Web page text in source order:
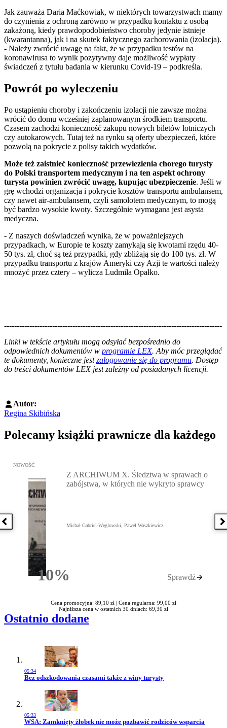
Jak zauważa Daria Maćkowiak, w niektórych towarzystwach mamy
do czynienia z ochroną zarówno w przypadku kontaktu z osobą
zakażoną, kiedy prawdopodobieństwo choroby jedynie istnieje
(kwarantanna), jak i na skutek faktycznego zachorowania (izolacja).
- Należy zwrócić uwagę na fakt, że w przypadku testów na
koronawirusa to wynik pozytywny daje możliwość wypłaty
świadczeń z tytułu badania w kierunku Covid-19 – podkreśla.
Powrót po wyleczeniu
Po ustąpieniu choroby i zakończeniu izolacji nie zawsze można
wrócić do domu wcześniej zaplanowanym środkiem transportu.
Czasem zachodzi konieczność zakupu nowych biletów lotniczych
czy autokarowych. Tutaj też na rynku są oferty ubezpieczeń, które
pozwolą na pokrycie z polisy takich wydatków.
Może też zaistnieć konieczność przewiezienia chorego turysty
do Polski transportem medycznym i na ten aspekt ochrony
turysta powinien zwrócić uwagę, kupując ubezpieczenie. Jeśli w
grę wchodzi organizacja i pokrycie kosztów transportu ambulansem,
czy nawet air-ambulansem, czyli samolotem medycznym, to mogą
być bardzo wysokie kwoty. Szczególnie wymagana jest asysta
medyczna.
- Z naszych doświadczeń wynika, że w poważniejszych
przypadkach, w Europie te koszty zamykają się kwotami rzędu 40-
50 tys. zł, choć są też przypadki, gdy zbliżają się do 100 tys. zł. W
przypadku transportu z krajów Ameryki czy Azji te wartości należy
mnożyć przez cztery – wylicza Ludmiła Opałko.
--------------------------------------------------------------------------------------
Linki w tekście artykułu mogą odsyłać bezpośrednio do
odpowiednich dokumentów w programie LEX. Aby móc przeglądać
te dokumenty, konieczne jestzalogowanie się do programu. Dostęp
do treści dokumentów LEX jest zależny od posiadanych licencji.
Autor:
Regina Skibińska
Polecamy książki prawnicze dla każdego
Poprzednia książka
Przejdź do: Z ARCHIWUM X. Śledztwa w sprawach o
NOWOŚĆ
10%Rabatu
Z ARCHIWUM X. Śledztwa w sprawach o
zabójstwa, w których nie wykryto sprawcy
Michał Gabriel-Węglowski, Paweł Waszkiewicz
Sprawdź
Cena promocyjna: 89,10 zł | Cena regularna: 99,00 zł
Najniższa cena w ostatnich 30 dniach: 69,30 zł
Ostatnio dodane
05:34
Przejdź do artykułu:
Bez odszkodowania czasami także z winy turysty
05:33
Przejdź do artykułu:
WSA: Zamknięty żłobek nie może pozbawić rodziców wsparcia